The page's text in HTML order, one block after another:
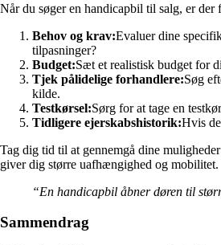
Når du søger en handicapbil til salg, er der
Behov og krav:Evaluer dine
tilpasninger?
Budget:Sæt et realistisk budget for
Tjek pålidelige forhandlere:Søg
kilde.
Testkørsel:Sørg for at tage en
Tidligere ejerskabshistorik:Hvis
Tag dig tid til at gennemgå dine
giver dig større uafhængighed og mobilitet.
“En handicapbil åbner døren til
Sammendrag